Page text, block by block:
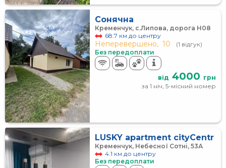
Сонячна
Кременчук, с.Липова, дорога H08
68.7 км до центру
Неперевершено, 10
(1 відгук)
Без передоплати
від 4000 грн
за 1 ніч, 5-місний номер
LUSKY apartment cityCentr
Кременчук, Небесної Сотні, 53А
4.1 км до центру
Без передоплати